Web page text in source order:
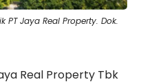
Jaya Real Property. Dok.
Real Property Tbk